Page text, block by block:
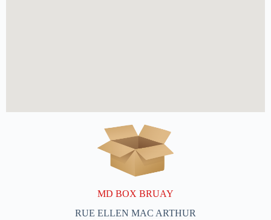
MD BOX BRUAY
RUE ELLEN MAC ARTHUR